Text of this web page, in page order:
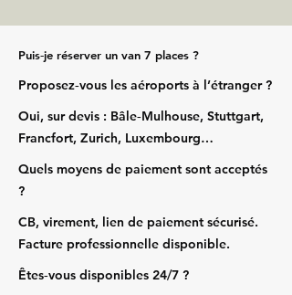
Puis‑je réserver un van 7 places ?
Proposez‑vous les aéroports à l’étranger ?
Oui, sur devis : Bâle‑Mulhouse, Stuttgart,
Francfort, Zurich, Luxembourg…
Quels moyens de paiement sont acceptés
?
CB, virement, lien de paiement sécurisé.
Facture professionnelle disponible.
Êtes‑vous disponibles 24/7 ?